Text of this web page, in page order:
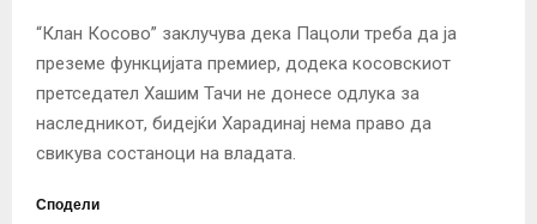
“Клан Косово” заклучува дека Пацоли треба да ја
преземе функцијата премиер, додека косовскиот
претседател Хашим Тачи не донесе одлука за
наследникот, бидејќи Харадинај нема право да
свикува состаноци на владата.
Сподели